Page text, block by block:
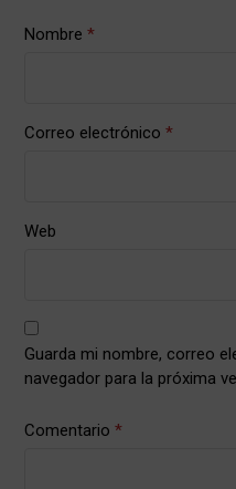
Nombre*
Correo electrónico*
Web
Guarda mi nombre, correo
navegador para la próxima
Comentario*